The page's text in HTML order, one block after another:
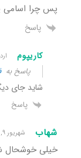
پس چرا اسامی
پاسخ
کاریپوم
پاسخ به
شاید جای
پاسخ
شهاب شهریور ۹, ۱۴۰۴ ۵:۱۵ ب٫ظ
خیلی خوشحال